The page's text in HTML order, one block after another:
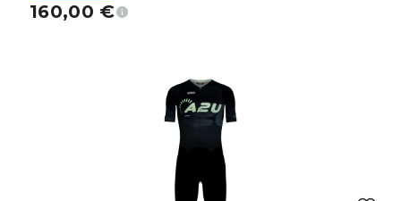
160,00 €